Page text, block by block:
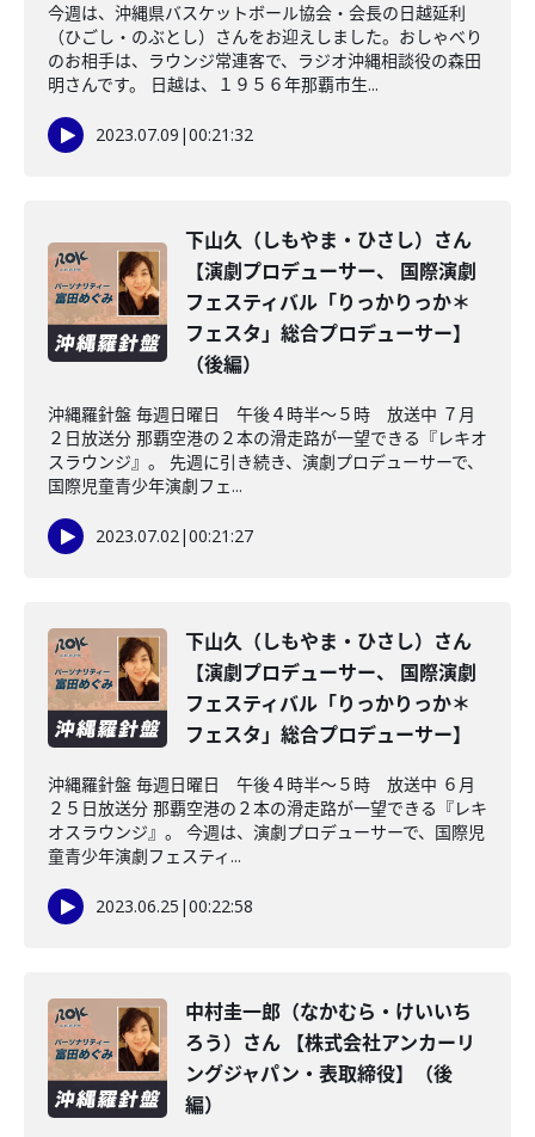
今週は、沖縄県バスケットボール協会・会長の日越延利
（ひごし・のぶとし）さんをお迎えしました。おしゃべり
のお相手は、ラウンジ常連客で、ラジオ沖縄相談役の森田
明さんです。 日越は、１９５６年那覇市生...
2023.07.09 |00:21:32
下山久（しもやま・ひさし）さん
【演劇プロデューサー、 国際演劇
フェスティバル「りっかりっか＊
フェスタ」総合プロデューサー】
（後編）
沖縄羅針盤 毎週日曜日 午後４時半～５時 放送中 ７月
２日放送分 那覇空港の２本の滑走路が一望できる『レキオ
スラウンジ』。 先週に引き続き、演劇プロデューサーで、
国際児童青少年演劇フェ...
2023.07.02|00:21:27
下山久（しもやま・ひさし）さん
【演劇プロデューサー、 国際演劇
フェスティバル「りっかりっか＊
フェスタ」総合プロデューサー】
沖縄羅針盤 毎週日曜日 午後４時半～５時 放送中 ６月
２５日放送分 那覇空港の２本の滑走路が一望できる『レキ
オスラウンジ』。 今週は、演劇プロデューサーで、国際児
童青少年演劇フェスティ...
2023.06.25 |00:22:58
中村圭一郎（なかむら・けいいち
ろう）さん 【株式会社アンカーリ
ングジャパン・表取締役】（後
編）